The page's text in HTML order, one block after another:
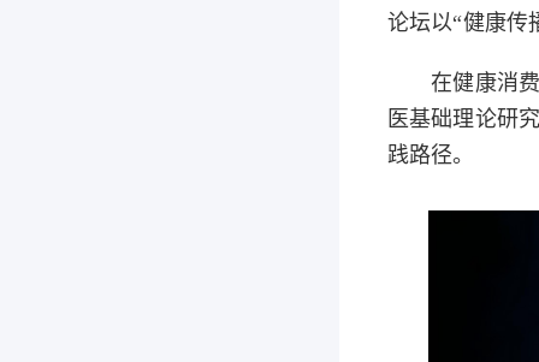
论坛以“健康传
在健康消费
医基础理论研
践路径。